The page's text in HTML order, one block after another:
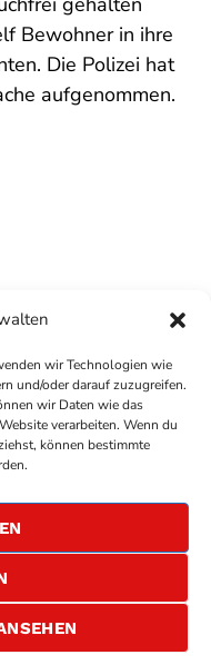
wir Technologien wie
und/oder darauf zuzugreifen.
wir Daten wie das
verarbeiten. Wenn du
können bestimmte
Bewohner in ihre
Die Polizei hat
aufgenommen.